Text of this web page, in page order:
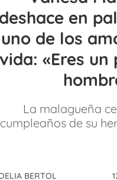
en
uno de los
vida: «Eres un
La malagueña
cumpleaños de su
BERTOL